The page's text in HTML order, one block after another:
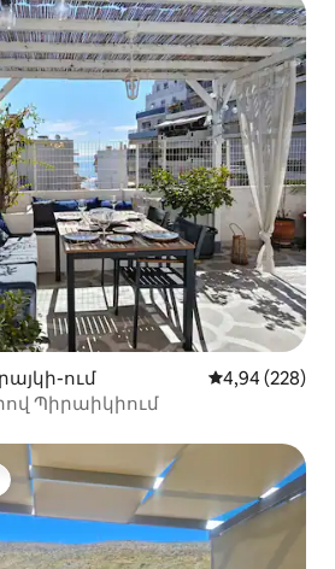
ում Միջին
4,94 (228)
Պիրաիկիում
տները